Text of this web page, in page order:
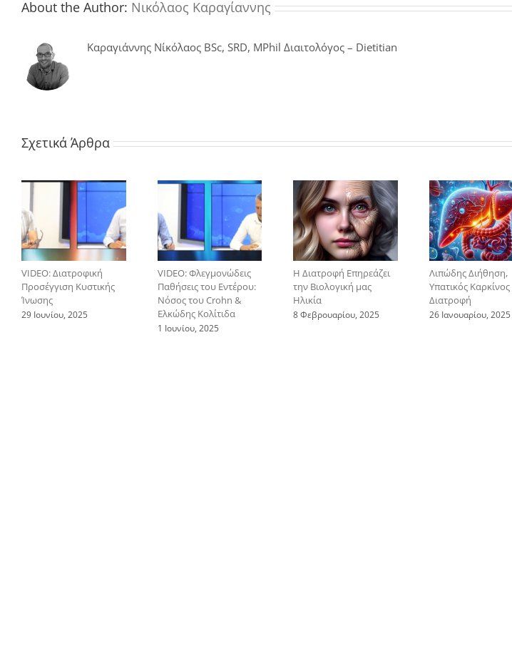
About the Author: Νικόλαος Καραγίαννης
Καραγιάννης Νίκόλαος BSc, SRD, MPhil Διαιτολόγος – Dietitian
Σχετικά Άρθρα
VIDEO: Διατροφική
Προσέγγιση Κυστικής
Ίνωσης
29 Ιουνίου, 2025
VIDEO: Φλεγμονώδεις
Παθήσεις του Εντέρου:
Νόσος του Crohn &
Ελκώδης Κολίτιδα
1 Ιουνίου, 2025
Η Διατροφή Επηρεάζει
την Βιολογική μας
Ηλικία
8 Φεβρουαρίου, 2025
Λιπώδης Διήθηση,
Υπατικός Καρκίνος
Διατροφή
26 Ιανουαρίου, 2025